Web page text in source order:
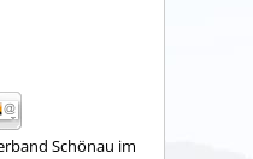
Schönau im